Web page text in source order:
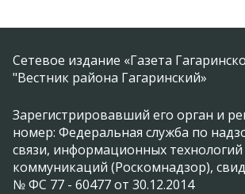
Сетевое издание «Газета
"Вестник района Гагаринский»
Зарегистрировавший его орган и
номер: Федеральная служба по
связи, информационных
коммуникаций (Роскомнадзор),
№ ФС 77 - 60477 от 30.12.2014